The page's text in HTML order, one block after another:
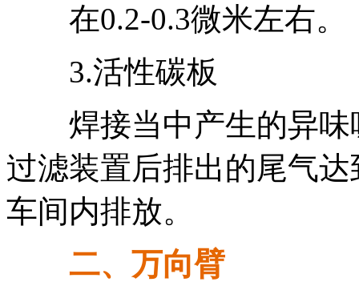
在0.2-0.3微米左右。
3.活性碳板
焊接当中产生的异味
过滤装置后排出的尾气
车间内排放。
二、万向臂